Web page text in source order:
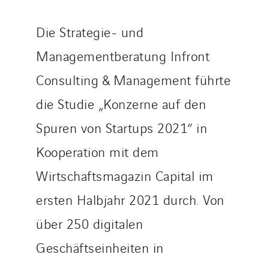
Die Strategie- und
Managementberatung Infront
Consulting & Management führte
die Studie „Konzerne auf den
Spuren von Startups 2021“ in
Kooperation mit dem
Wirtschaftsmagazin Capital im
ersten Halbjahr 2021 durch. Von
über 250 digitalen
Geschäftseinheiten in